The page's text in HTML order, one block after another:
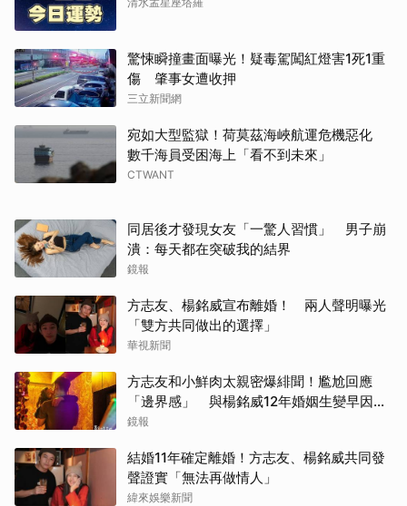
驚悚瞬撞畫面曝光！疑毒駕闖紅燈害1死1重
傷 肇事女遭收押
三立新聞網
宛如大型監獄！荷莫茲海峽航運危機惡化
數千海員受困海上「看不到未來」
CTWANT
同居後才發現女友「一驚人習慣」 男子崩
潰：每天都在突破我的結界
鏡報
方志友、楊銘威宣布離婚！ 兩人聲明曝光
「雙方共同做出的選擇」
華視新聞
方志友和小鮮肉太親密爆緋聞！尷尬回應
「邊界感」 與楊銘威12年婚姻生變早因
「這問題」洩端倪
鏡報
結婚11年確定離婚！方志友、楊銘威共同發
聲證實「無法再做情人」
緯來娛樂新聞